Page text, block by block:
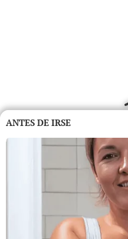
ANTES DE IRSE